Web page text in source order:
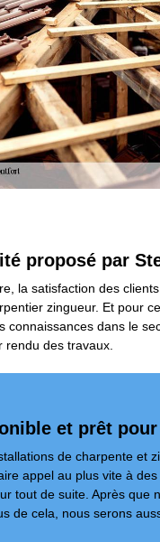
proposé par
la satisfaction des
zingueur. Et pour
connaissances dans le
des travaux.
et prêt
de charpente et
appel au plus vite à
tout de suite. Après que
de cela, nous serons